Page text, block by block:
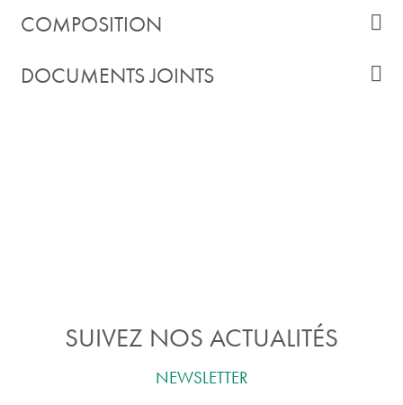
COMPOSITION
DOCUMENTS JOINTS
SUIVEZ NOS ACTUALITÉS
NEWSLETTER